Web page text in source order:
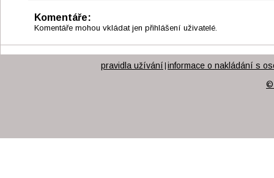
Komentáře:
Komentáře mohou vkládat jen přihlášení uživatelé.
pravidla užívání informace o nakládání s
©